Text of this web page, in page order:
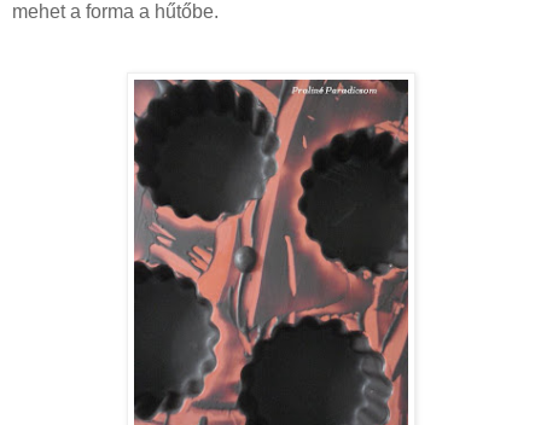
mehet a forma a hűtőbe.